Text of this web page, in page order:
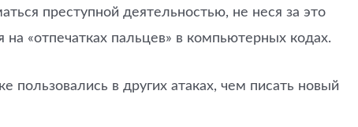
преступной деятельностью, не неся за это
«отпечатках пальцев» в компьютерных кодах.
в других атаках, чем писать новый